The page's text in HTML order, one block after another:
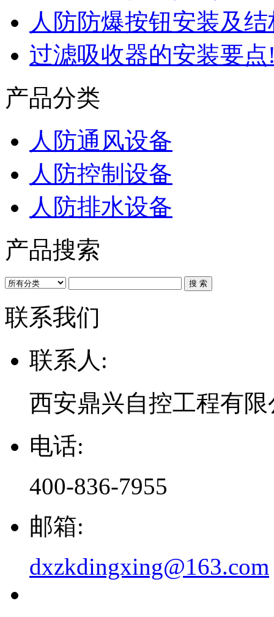
人防防爆按钮安装及
过滤吸收器的安装要点
产品分类
人防通风设备
人防控制设备
人防排水设备
产品搜索
联系我们
联系人:
西安鼎兴自控工程有限
电话:
400-836-7955
邮箱:
dxzkdingxing@163.com